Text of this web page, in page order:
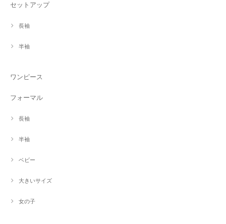
セットアップ
長袖
半袖
ワンピース
フォーマル
長袖
半袖
ベビー
大きいサイズ
女の子